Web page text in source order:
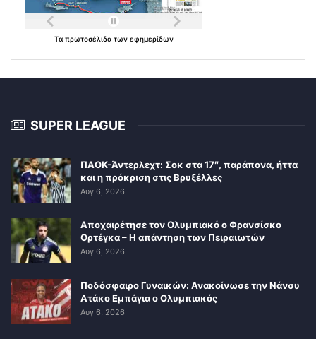
Τα πρωτοσέλιδα των εφημερίδων
SUPER LEAGUE
ΠΑΟΚ-Άντερλεχτ: Σοκ στα 17″, παράπονα, ήττα
και η πρόκριση στις Βρυξέλλες
Αυγ 6, 2026
Αποχαιρέτησε τον Ολυμπιακό ο Φρανσίσκο
Ορτέγκα – Η απάντηση των Πειραιωτών
Αυγ 6, 2026
Ποδόσφαιρο Γυναικών: Ανακοίνωσε την Νάνσυ
Ατάκο Εμπάγια ο Ολυμπιακός
Αυγ 6, 2026